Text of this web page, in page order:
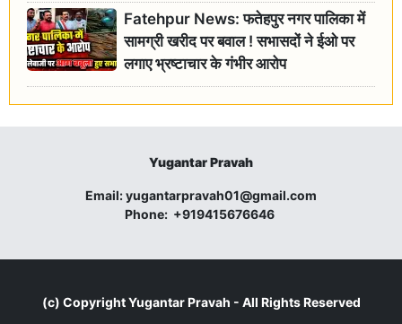
Fatehpur News: फतेहपुर नगर पालिका में
सामग्री खरीद पर बवाल ! सभासदों ने ईओ पर
लगाए भ्रष्टाचार के गंभीर आरोप
Yugantar Pravah
Email:yugantarpravah01@gmail.com
Phone: +919415676646
(c) CopyrightYugantar Pravah - All Rights Reserved